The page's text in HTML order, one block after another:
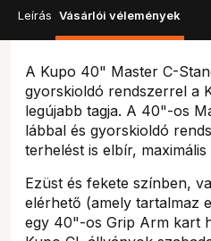
Leírás Vásárlói vélemények
A Kupo 40" Master C-
gyorskioldó rendszerrel a
legújabb tagja. A 40"-os
lábbal és gyorskioldó
terhelést is elbír, maximális
Ezüst és fekete színben,
elérhető (amely tartalmaz
egy 40"-os Grip Arm kart